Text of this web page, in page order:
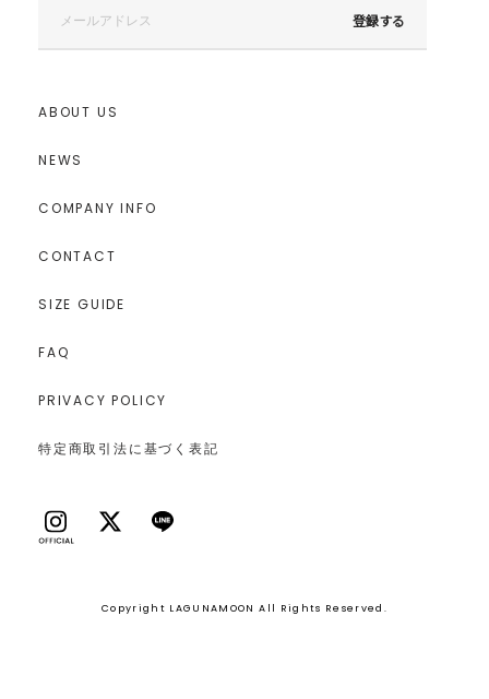
登録する
ABOUT US
NEWS
COMPANY INFO
CONTACT
SIZE GUIDE
FAQ
PRIVACY POLICY
特定商取引法に基づく表記
Copyright LAGUNAMOON All Rights Reserved.